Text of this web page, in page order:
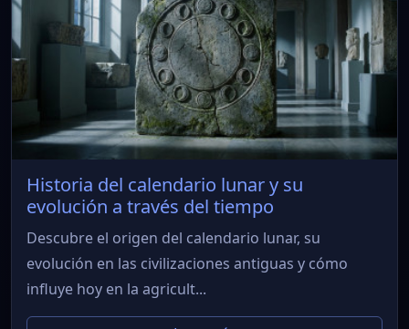
Historia del calendario lunar y su
evolución a través del tiempo
Descubre el origen del calendario lunar, su
evolución en las civilizaciones antiguas y cómo
influye hoy en la agricult...